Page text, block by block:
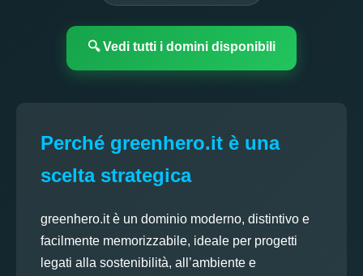
🔍 Vedi tutti i domini disponibili
Perché greenhero.it è una
scelta strategica
greenhero.it è un dominio moderno, distintivo e
facilmente memorizzabile, ideale per progetti
legati alla sostenibilità, all’ambiente e